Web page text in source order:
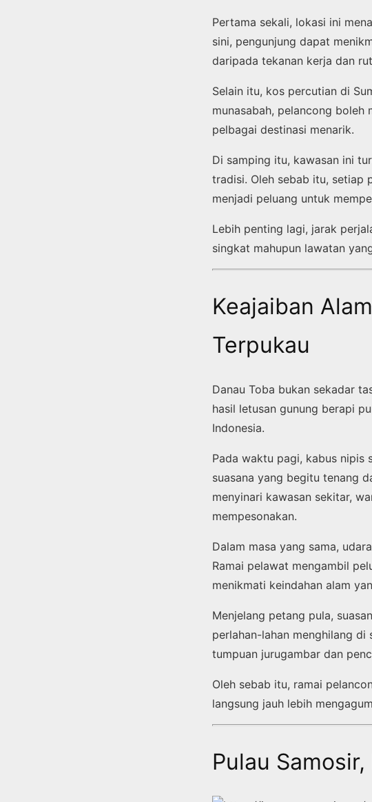
Pertama sekali, lokasi ini
sini, pengunjung dapat
daripada tekanan kerja dan
Selain itu, kos percutian di
munasabah, pelancong boleh
pelbagai destinasi menarik.
Di samping itu, kawasan ini
tradisi. Oleh sebab itu, setiap
menjadi peluang untuk
Lebih penting lagi, jarak
singkat mahupun lawatan
Keajaiban
Terpukau
Danau Toba bukan sekadar
hasil letusan gunung berapi
Indonesia.
Pada waktu pagi, kabus nipis
suasana yang begitu tenang
menyinari kawasan sekitar,
mempesonakan.
Dalam masa yang sama,
Ramai pelawat mengambil
menikmati keindahan alam
Menjelang petang pula,
perlahan-lahan menghilang
tumpuan jurugambar dan
Oleh sebab itu, ramai
langsung jauh lebih
Pulau